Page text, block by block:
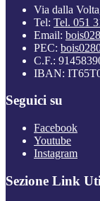
Via dalla
Tel: Tel. 051
Email:
PEC:
C.F.:
IBAN:
Seguici su
Facebook
Youtube
Instagram
Sezione Link